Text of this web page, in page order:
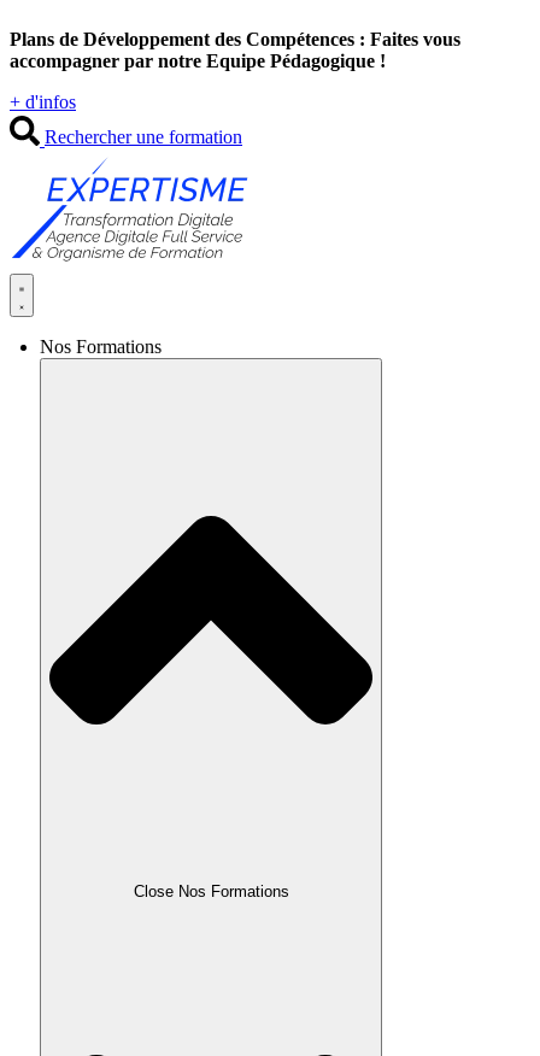
au
contenu
Plans de Développement des Compétences : Faites vous
accompagner par notre Equipe Pédagogique !
+ d'infos
Rechercher une formation
Nos Formations
Close Nos Formations